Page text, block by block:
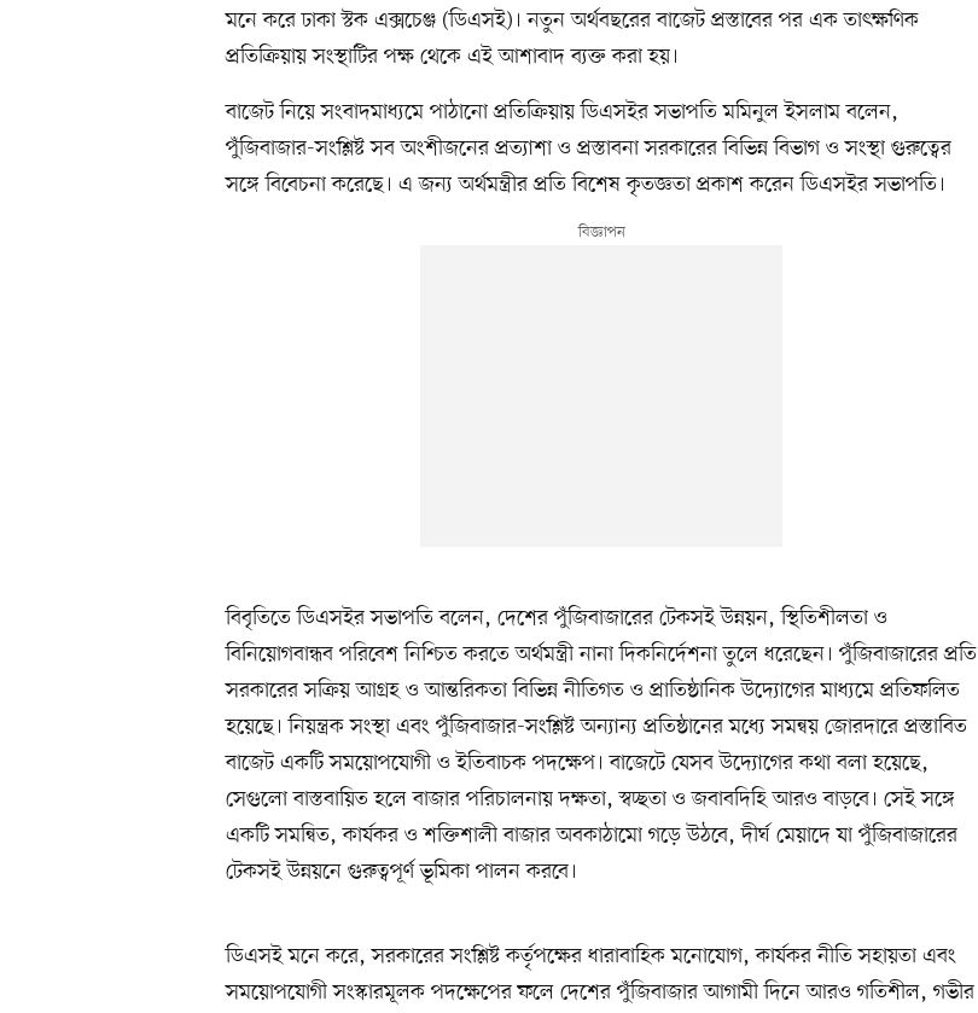
মনে করে ঢাকা স্টক এক্সচেঞ্জ (ডিএসই)। নতুন অর্থবছরের বাজেট প্রস্তাবের পর এক তাৎক্ষণিক
প্রতিক্রিয়ায় সংস্থাটির পক্ষ থেকে এই আশাবাদ ব্যক্ত করা হয়।
বাজেট নিয়ে সংবাদমাধ্যমে পাঠানো প্রতিক্রিয়ায় ডিএসইর সভাপতি মমিনুল ইসলাম বলেন,
পুঁজিবাজার-সংশ্লিষ্ট সব অংশীজনের প্রত্যাশা ও প্রস্তাবনা সরকারের বিভিন্ন বিভাগ ও সংস্থা গুরুত্বের
সঙ্গে বিবেচনা করেছে। এ জন্য অর্থমন্ত্রীর প্রতি বিশেষ কৃতজ্ঞতা প্রকাশ করেন ডিএসইর সভাপতি।
বিবৃতিতে ডিএসইর সভাপতি বলেন, দেশের পুঁজিবাজারের টেকসই উন্নয়ন, স্থিতিশীলতা ও
বিনিয়োগবান্ধব পরিবেশ নিশ্চিত করতে অর্থমন্ত্রী নানা দিকনির্দেশনা তুলে ধরেছেন। পুঁজিবাজারের প্রতি
সরকারের সক্রিয় আগ্রহ ও আন্তরিকতা বিভিন্ন নীতিগত ও প্রাতিষ্ঠানিক উদ্যোগের মাধ্যমে প্রতিফলিত
হয়েছে। নিয়ন্ত্রক সংস্থা এবং পুঁজিবাজার-সংশ্লিষ্ট অন্যান্য প্রতিষ্ঠানের মধ্যে সমন্বয় জোরদারে প্রস্তাবিত
বাজেট একটি সময়োপযোগী ও ইতিবাচক পদক্ষেপ। বাজেটে যেসব উদ্যোগের কথা বলা হয়েছে,
সেগুলো বাস্তবায়িত হলে বাজার পরিচালনায় দক্ষতা, স্বচ্ছতা ও জবাবদিহি আরও বাড়বে। সেই সঙ্গে
একটি সমন্বিত, কার্যকর ও শক্তিশালী বাজার অবকাঠামো গড়ে উঠবে, দীর্ঘ মেয়াদে যা পুঁজিবাজারের
টেকসই উন্নয়নে গুরুত্বপূর্ণ ভূমিকা পালন করবে।
ডিএসই মনে করে, সরকারের সংশ্লিষ্ট কর্তৃপক্ষের ধারাবাহিক মনোযোগ, কার্যকর নীতি সহায়তা এবং
সময়োপযোগী সংস্কারমূলক পদক্ষেপের ফলে দেশের পুঁজিবাজার আগামী দিনে আরও গতিশীল, গভীর